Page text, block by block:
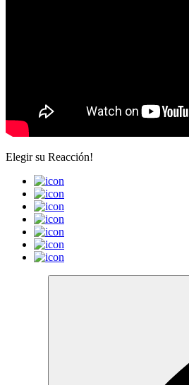
Elegir su Reacción!